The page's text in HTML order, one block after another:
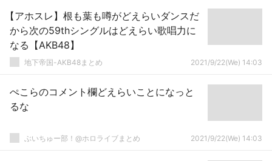
【アホスレ】根も葉も噂がどえらいダンスだ
から次の59thシングルはどえらい歌唱力に
なる【AKB48】
地下帝国-AKB48まとめ 2021/9/22(We) 14:03
ぺこらのコメント欄どえらいことになっと
るな
ぶいちゅー部！@ホロライブまとめ 2021/9/22(We) 14:03